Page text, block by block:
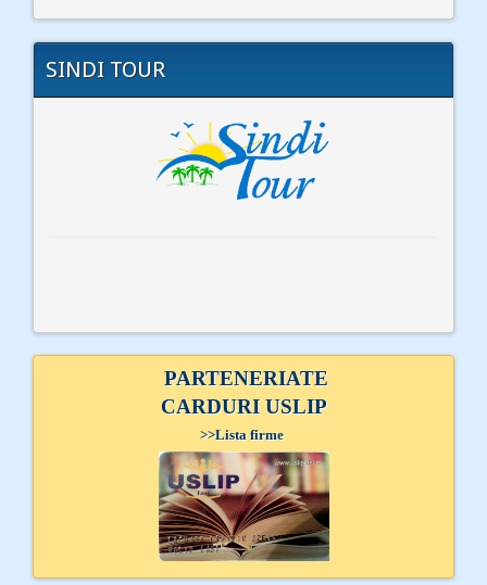
SINDI TOUR
PARTENERIATE
CARDURI USLIP
>>Lista firme